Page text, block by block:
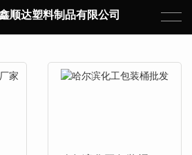
顺达塑料制品有限公司